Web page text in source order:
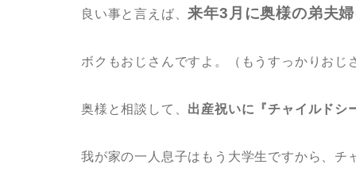
良い事と言えば、来年3月に奥様の弟夫
ボクもおじさんですよ。（もうすっかりおじ
奥様と相談して、 出産祝いに『チャイルドシ
我が家の一人息子はもう大学生ですから、